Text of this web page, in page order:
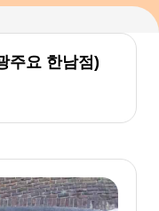
주요 한남점)